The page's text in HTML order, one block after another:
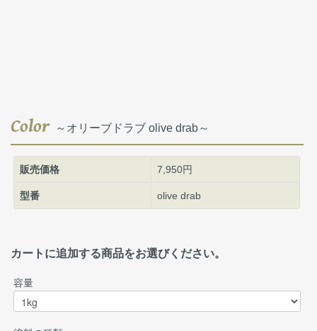
Color～オリーブドラブ olive drab～
販売価格 7,950円
型番 olive drab
カートに追加する商品をお選びください。
容量